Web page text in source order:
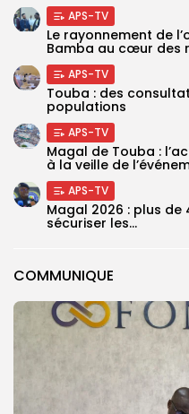
COMMUNIQUE
APS-TV
Le rayonnement de
Bamba au cœur des
APS-TV
Touba : des
populations
APS-TV
Magal de Touba :
à la veille de
APS-TV
Magal 2026 : plus
sécuriser les...